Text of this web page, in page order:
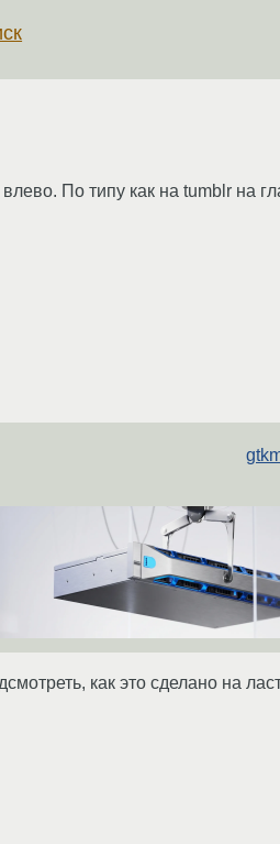
По типу как на tumblr на
как это сделано на